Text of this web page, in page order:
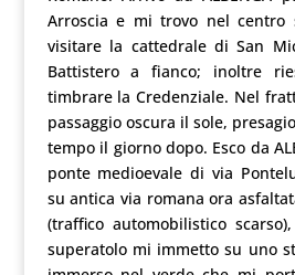
Arroscia e mi trovo nel centro
visitare la cattedrale di San
Battistero a fianco; inoltre
timbrare la Credenziale. Nel
passaggio oscura il sole,
tempo il giorno dopo. Esco da
ponte medioevale di via
su antica via romana ora
(traffico automobilistico
superatolo mi immetto su uno